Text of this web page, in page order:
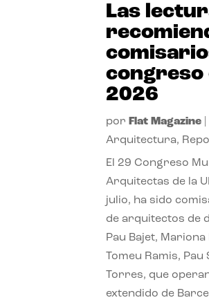
Las
congreso
2026
por Flat Magazine |
Arquitectura,
El 29 Congreso
Arquitectas de la
julio, ha sido
de arquitectos de
Pau Bajet,
Tomeu Ramis,
Torres, que
extendido de